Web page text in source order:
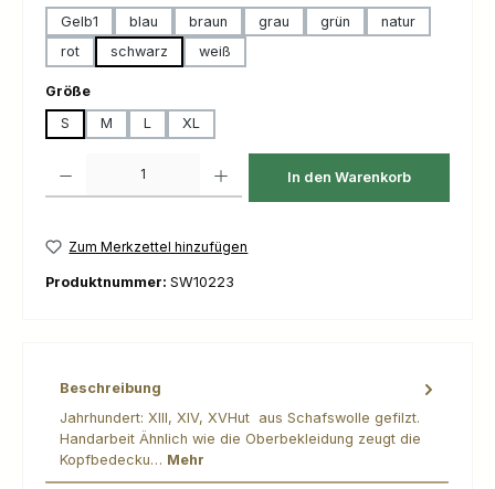
Gelb1
blau braun grau grün
natur
rot
schwarz weiß
Größeauswählen
S
M L XL
In den Warenkorb
Zum Merkzettel hinzufügen
Produktnummer: SW10223
Beschreibung
Jahrhundert: XIII, XIV, XVHut aus Schafswolle gefilzt.
Handarbeit Ähnlich wie die Oberbekleidung zeugt die
Kopfbedecku… Mehr